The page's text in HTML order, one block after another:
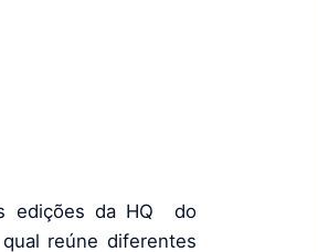
edições da HQ do
qual reúne diferentes